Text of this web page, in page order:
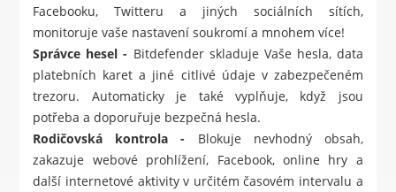
Facebooku, Twitteru a jiných sociálních sítích,
monitoruje vaše nastavení soukromí a mnohem více!
Správce hesel - Bitdefender skladuje Vaše hesla, data
platebních karet a jiné citlivé údaje v zabezpečeném
trezoru. Automaticky je také vyplňuje, když jsou
potřeba a doporuřuje bezpečná hesla.
Rodičovská kontrola - Blokuje nevhodný obsah,
zakazuje webové prohlížení, Facebook, online hry a
další internetové aktivity v určitém časovém intervalu a